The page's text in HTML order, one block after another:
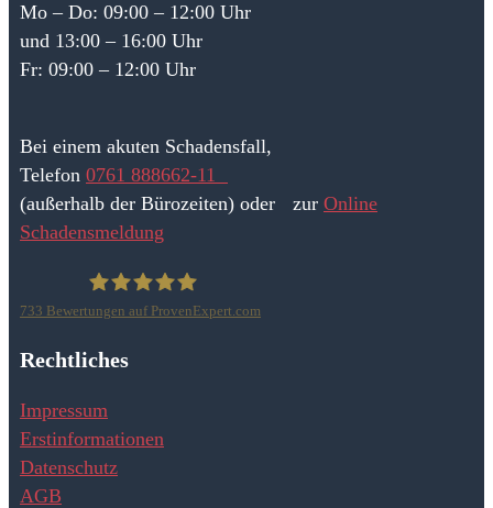
Mo – Do: 09:00 – 12:00 Uhr
und 13:00 – 16:00 Uhr
Fr: 09:00 – 12:00 Uhr
Bei einem akuten Schadensfall,
Telefon 0761 888662-11
(außerhalb der Bürozeiten) oder zur Online
Schadensmeldung
Adrian Gutzweiler Versicherungsmakler GmbH & Co.
733 Bewertungen auf ProvenExpert.com
Rechtliches
Impressum
Erstinformationen
Datenschutz
AGB